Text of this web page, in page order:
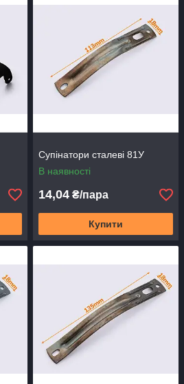
Супінатори сталеві 81У
В наявності
14,04 ₴/пара
Купити